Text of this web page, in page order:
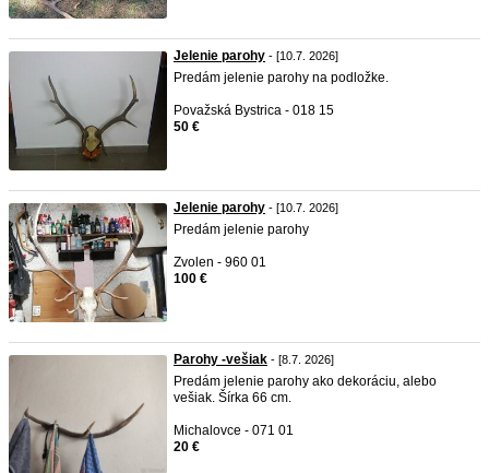
Jelenie parohy - [10.7. 2026]
Predám jelenie parohy na podložke.
Považská Bystrica - 018 15
50 €
Jelenie parohy - [10.7. 2026]
Predám jelenie parohy
Zvolen - 960 01
100 €
Parohy -vešiak - [8.7. 2026]
Predám jelenie parohy ako dekoráciu, alebo
vešiak. Šírka 66 cm.
Michalovce - 071 01
20 €